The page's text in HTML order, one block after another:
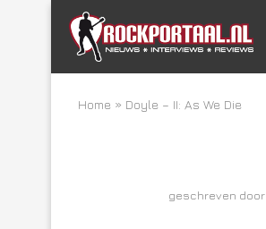
Home » Doyle – II: As We Die
geschreven door